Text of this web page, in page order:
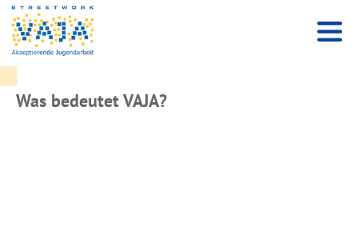
Was bedeutet VAJA?